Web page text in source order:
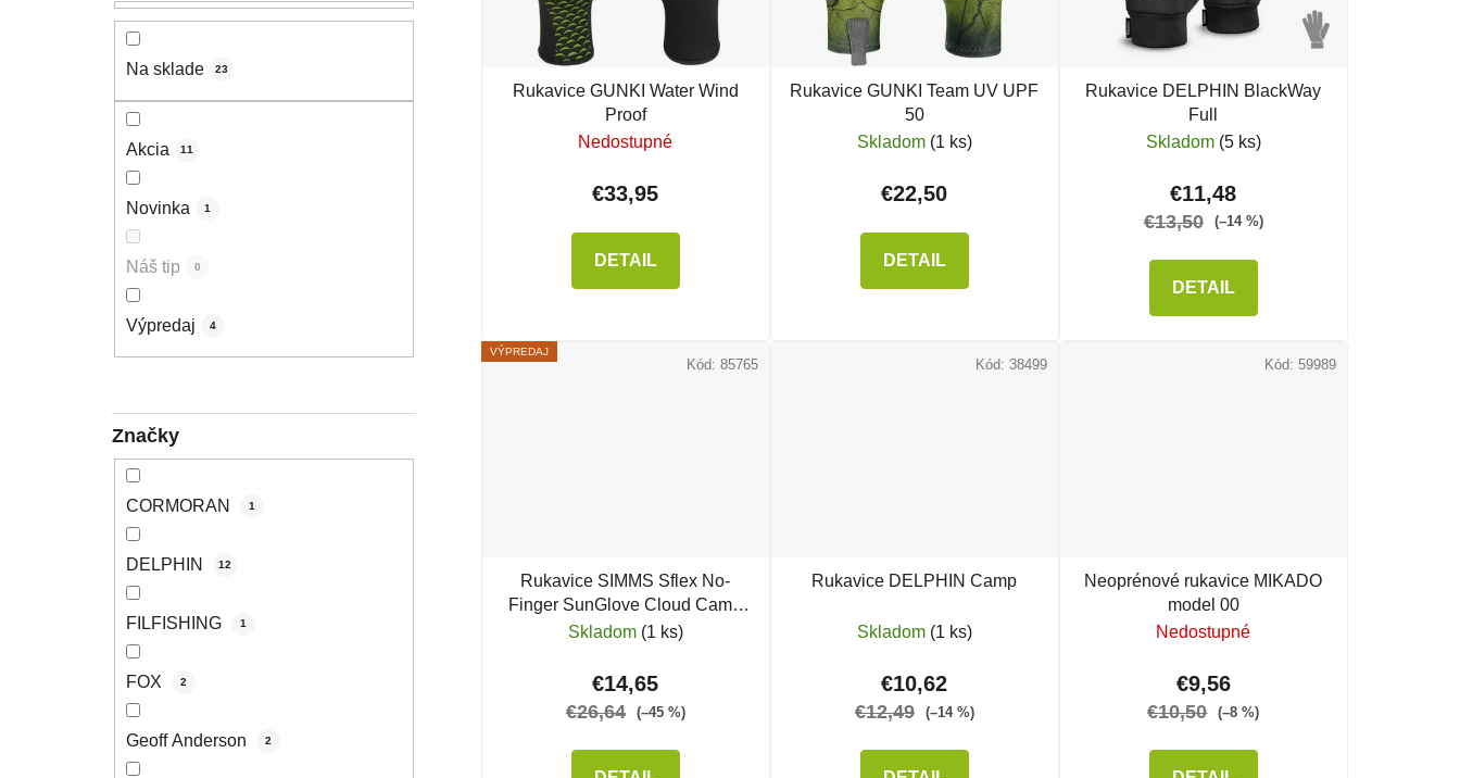
Na sklade 23
Akcia 11
Novinka 1
Náš tip 0
Výpredaj 4
Značky
CORMORAN 1
DELPHIN 12
FILFISHING 1
FOX 2
Geoff Anderson 2
Rukavice GUNKI Water Wind
Proof
Nedostupné
€33,95
DETAIL
Rukavice GUNKI Team UV UPF
50
Skladom (1 ks)
€22,50
DETAIL
Rukavice DELPHIN BlackWay
Full
Skladom (5 ks)
€11,48
€13,50 (–14 %)
DETAIL
VÝPREDAJ
Rukavice SIMMS Sflex No-
Finger SunGlove Cloud Camo
Blue
Skladom (1 ks)
€14,65
€26,64 (–45 %)
Kód: 85765
Rukavice DELPHIN Camp
Skladom (1 ks)
€10,62
€12,49 (–14 %)
Kód: 38499
Neoprénové rukavice MIKADO
model 00
Nedostupné
€9,56
€10,50 (–8 %)
Kód: 59989